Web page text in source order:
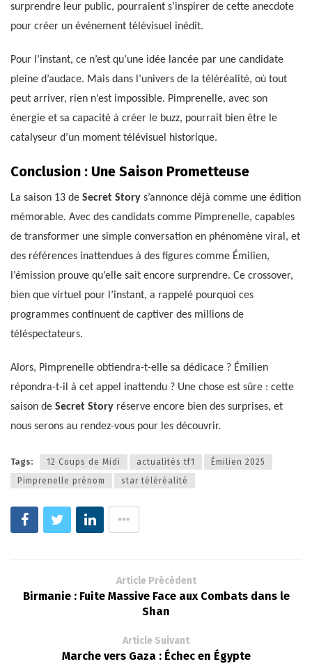
surprendre leur public, pourraient s’inspirer de cette anecdote
pour créer un événement télévisuel inédit.
Pour l’instant, ce n’est qu’une idée lancée par une candidate
pleine d’audace. Mais dans l’univers de la téléréalité, où tout
peut arriver, rien n’est impossible. Pimprenelle, avec son
énergie et sa capacité à créer le buzz, pourrait bien être le
catalyseur d’un moment télévisuel historique.
Conclusion : Une Saison Prometteuse
La saison 13 de Secret Story s’annonce déjà comme une édition
mémorable. Avec des candidats comme Pimprenelle, capables
de transformer une simple conversation en phénomène viral, et
des références inattendues à des figures comme Émilien,
l’émission prouve qu’elle sait encore surprendre. Ce crossover,
bien que virtuel pour l’instant, a rappelé pourquoi ces
programmes continuent de captiver des millions de
téléspectateurs.
Alors, Pimprenelle obtiendra-t-elle sa dédicace ? Émilien
répondra-t-il à cet appel inattendu ? Une chose est sûre : cette
saison de Secret Story réserve encore bien des surprises, et
nous serons au rendez-vous pour les découvrir.
Tags: 12 Coups de Midi actualités tf1
Émilien 2025
Pimprenelle prénom
star téléréalité
Article Précédent
Birmanie : Fuite Massive Face aux Combats dans le
Shan
Article Suivant
Marche vers Gaza : Échec en Égypte